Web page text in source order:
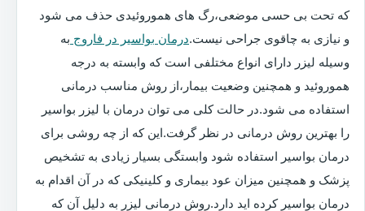
که تحت بی حسی موضعی،رگ های هموروئیدی حذف می شود
و نیازی به چاقوی جراحی نیست.درمان بواسیر در فاروج به
وسیله لیزر دارای انواع مختلفی است که وابسته به درجه
هموروئید و همچنین وضعیت بیمار،از روش مناسب درمانی
استفاده می شود.در حالت کلی می توان درمان با لیزر بواسیر
را بهترین روش درمانی در نظر گرفت.این که از چه روشی برای
درمان بواسیر استفاده شود وابستگی بسیار زیادی به تشخیص
پزشک و همچنین میزان عود بیماری و کلینیکی که در آن اقدام به
درمان بواسیر کرده اید دارد.روش درمانی لیزر به دلیل آن که